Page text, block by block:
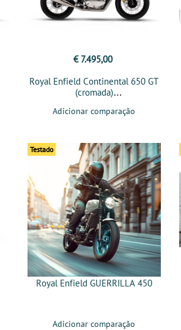
€ 7.495,00
Royal Enfield Continental 650 GT
(cromada)
Adicionar comparação
Testado
Royal Enfield GUERRILLA 450
Adicionar comparação